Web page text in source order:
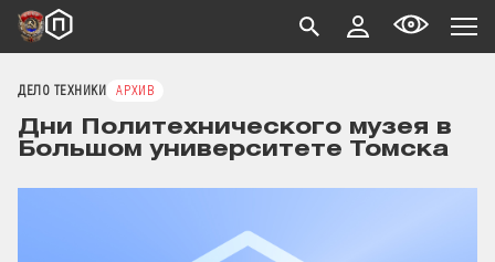
ДЕЛО ТЕХНИКИ АРХИВ
Дни Политехнического музея в
Большом университете Томска